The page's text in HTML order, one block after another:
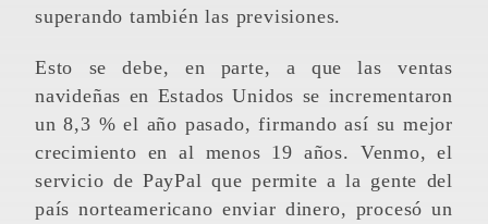
superando también las previsiones.
Esto se debe, en parte, a que las ventas
navideñas en Estados Unidos se incrementaron
un 8,3 % el año pasado, firmando así su mejor
crecimiento en al menos 19 años. Venmo, el
servicio de PayPal que permite a la gente del
país norteamericano enviar dinero, procesó un